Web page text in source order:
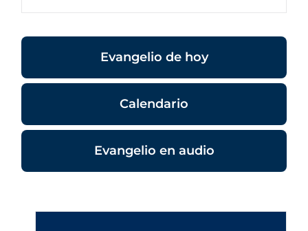
Evangelio de hoy
Calendario
Evangelio en audio